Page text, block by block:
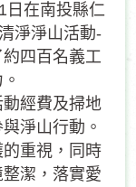
日在南投縣仁
淨淨山活動-
四百名義工
經費及掃地
淨山行動。
重視，同時
潔，落實愛